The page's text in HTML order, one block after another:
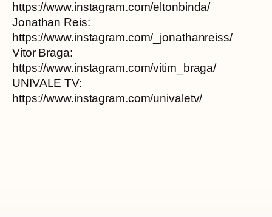
https://www.instagram.com/eltonbinda/
Jonathan Reis:
https://www.instagram.com/_jonathanreiss/
Vitor Braga:
https://www.instagram.com/vitim_braga/
UNIVALE TV:
https://www.instagram.com/univaletv/